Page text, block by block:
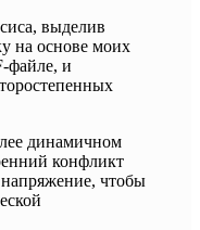
выделив
на основе моих
файле, и
динамичном
конфликт
чтобы